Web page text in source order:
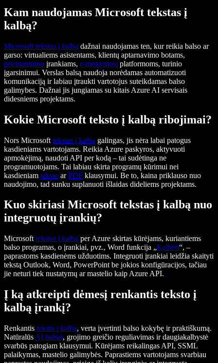
Kam naudojamas Microsoft tekstas į
kalbą?
Microsoft tekstas į kalbą dažnai naudojamas ten, kur reikia balso ar
garso: virtualiems asistentams, klientų aptarnavimo botams,
prieinamumo įrankiams, e-mokymosi platformoms, turinio
įgarsinimui. Verslas balsą naudoja norėdamas automatizuoti
komunikaciją ir labiau įtraukti vartotojus suteikdamas balso
galimybes. Dažnai jis jungiamas su kitais Azure AI servisais
didesniems projektams.
Kokie Microsoft teksto į kalbą ribojimai?
Nors Microsoft tekstas į kalbą galingas, jis nėra labai patogus
kasdieniams vartotojams. Reikia Azure paskyros, aktyvuoti
apmokėjimą, naudoti API per kodą – tai sudėtinga ne
programuotojams. Tai labiau skirta programų kūrimui nei
kasdieniam teksto arPDF klausymui. Be to, kaina priklauso nuo
naudojimo, tad sunku suplanuoti išlaidas dideliems projektams.
Kuo skiriasi Microsoft tekstas į kalbą nuo
integruotų įrankių?
Microsoft tekstas į kalbą per Azure skirtas kūrėjams, kuriantiems
balso programas, o įrankiai, pvz., Word funkcija „Kalbėti“, –
paprastoms kasdienėms užduotims. Integruoti įrankiai leidžia skaityti
tekstą Outlook, Word, PowerPoint be jokios konfigūracijos, tačiau
jie neturi tiek nustatymų ar mastelio kaip Azure API.
Į ką atkreipti dėmesį renkantis teksto į
kalbą įrankį?
Renkantis teksto į kalbą, verta įvertinti balso kokybę ir praktiškumą.
Natūralūs AI balsai, grojimo greičio reguliavimas ir daugiakalbystė
svarbūs patogiam klausymui. Kūrėjams reikalingas API, SSML
palaikymas, mastelio galimybės. Paprastiems vartotojams svarbiau